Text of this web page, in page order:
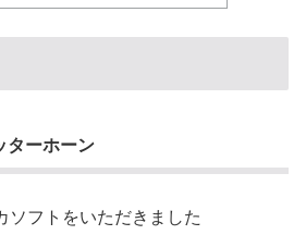
ーホーン
ソフトをいただきました